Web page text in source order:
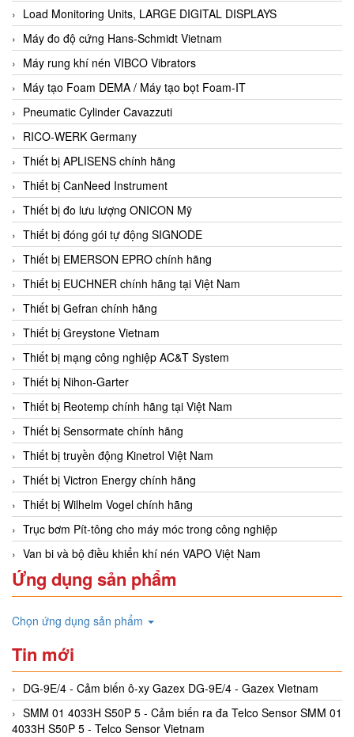
Load Monitoring Units, LARGE DIGITAL DISPLAYS
Máy đo độ cứng Hans-Schmidt Vietnam
Máy rung khí nén VIBCO Vibrators
Máy tạo Foam DEMA / Máy tạo bọt Foam-IT
Pneumatic Cylinder Cavazzuti
RICO-WERK Germany
Thiết bị APLISENS chính hãng
Thiết bị CanNeed Instrument
Thiết bị đo lưu lượng ONICON Mỹ
Thiết bị đóng gói tự động SIGNODE
Thiết bị EMERSON EPRO chính hãng
Thiết bị EUCHNER chính hãng tại Việt Nam
Thiết bị Gefran chính hãng
Thiết bị Greystone Vietnam
Thiết bị mạng công nghiệp AC&T System
Thiết bị Nihon-Garter
Thiết bị Reotemp chính hãng tại Việt Nam
Thiết bị Sensormate chính hãng
Thiết bị truyền động Kinetrol Việt Nam
Thiết bị Victron Energy chính hãng
Thiết bị Wilhelm Vogel chính hãng
Trục bơm Pít-tông cho máy móc trong công nghiệp
Van bi và bộ điều khiển khí nén VAPO Việt Nam
Ứng dụng sản phẩm
Chọn ứng dụng sản phẩm
Tin mới
DG-9E/4 - Cảm biến ô-xy Gazex DG-9E/4 - Gazex Vietnam
SMM 01 4033H S50P 5 - Cảm biến ra đa Telco Sensor SMM 01
4033H S50P 5 - Telco Sensor Vietnam